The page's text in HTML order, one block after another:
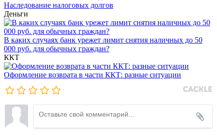
Наследование налоговых долгов
Деньги
В каких случаях банк урежет лимит снятия наличных до 50
000 руб. для обычных граждан?
ККТ
Оформление возврата в части ККТ: разные ситуации